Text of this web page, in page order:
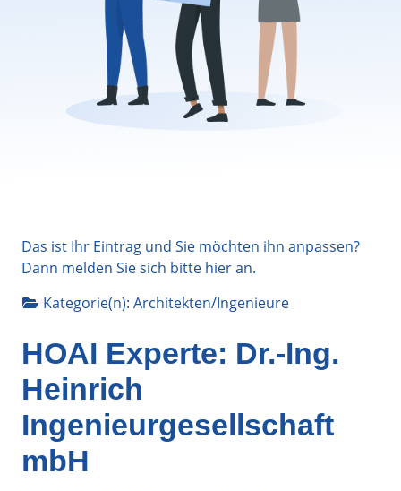
Das ist Ihr Eintrag und Sie möchten ihn anpassen?
Dann melden Sie sich bitte hieran.
Kategorie(n): Architekten/Ingenieure
HOAI Experte: Dr.-Ing.
Heinrich
Ingenieurgesellschaft
mbH